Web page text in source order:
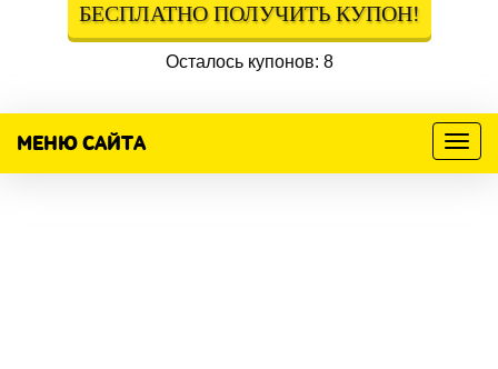
БЕСПЛАТНО ПОЛУЧИТЬ КУПОН!
Осталось купонов: 8
Меню
МЕНЮ САЙТА